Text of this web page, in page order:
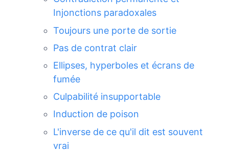
Injonctions paradoxales
Toujours une porte de sortie
Pas de contrat clair
Ellipses, hyperboles et écrans de
fumée
Culpabilité insupportable
Induction de poison
L'inverse de ce qu'il dit est souvent
vrai